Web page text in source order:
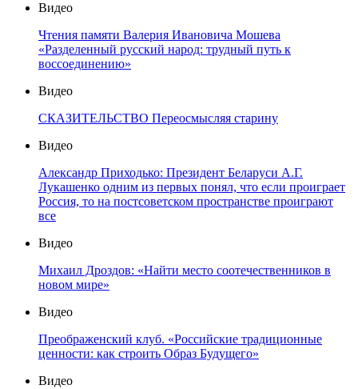
Видео
Чтения памяти Валерия Ивановича Мошева
«Разделенный русский народ: трудный путь к
воссоединению»
Видео
СКАЗИТЕЛЬСТВО Переосмысляя старину
Видео
Александр Приходько: Президент Беларуси А.Г.
Лукашенко одним из первых понял, что если проиграет
Россия, то на постсоветском пространстве проиграют
все
Видео
Михаил Дроздов: «Найти место соотечественников в
новом мире»
Видео
Преображенский клуб. «Российские традиционные
ценности: как строить Образ Будущего»
Видео